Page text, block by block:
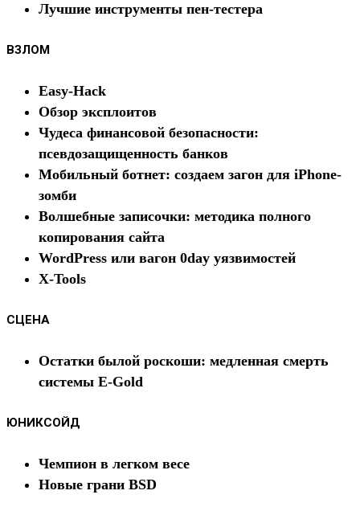
Лучшие инструменты пен-тестера
ВЗЛОМ
Easy-Hack
Обзор эксплоитов
Чудеса финансовой безопасности:
псевдозащищенность банков
Мобильный ботнет: создаем загон для iPhone-
зомби
Волшебные записочки: методика полного
копирования сайта
WordPress или вагон 0day уязвимостей
X-Tools
СЦЕНА
Остатки былой роскоши: медленная смерть
системы E-Gold
ЮНИКСОЙД
Чемпион в легком весе
Новые грани BSD